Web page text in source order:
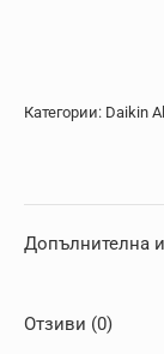
Категории: Daikin
Допълнителна
Отзиви (0)